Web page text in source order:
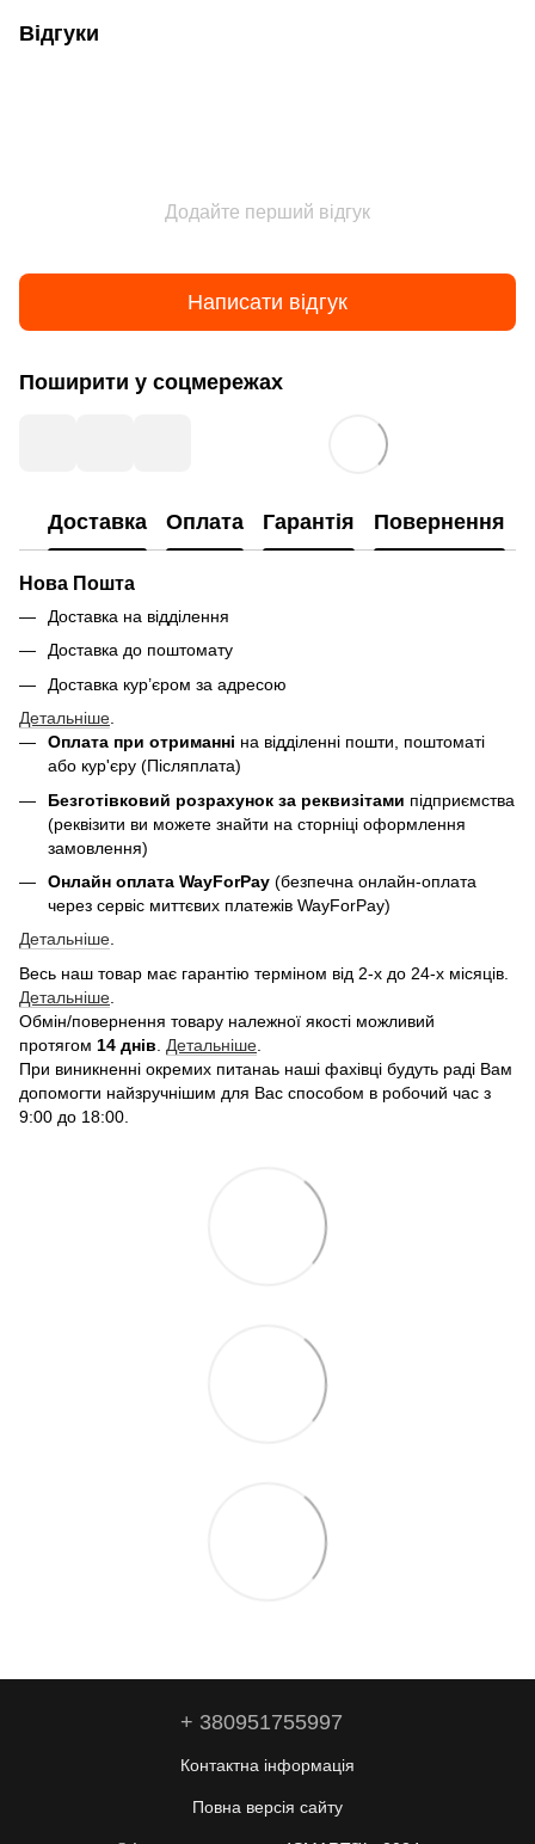
Відгуки
Додайте перший відгук
Написати відгук
Поширити у соцмережах
Доставка Оплата Гарантія Повернення
Нова Пошта
Доставка на відділення
Доставка до поштомату
Доставка кур’єром за адресою
Детальніше
Оплата при отриманні на відділенні пошти, поштоматі
або кур'єру (Післяплата)
Безготівковий розрахунок за реквизітами підприємства
(реквізити ви можете знайти на сторніці оформлення
замовлення)
Онлайн оплата WayForPay (безпечна онлайн-оплата
через сервіс миттєвих платежів WayForPay)
Детальніше.
Весь наш товар має гарантію терміном від 2-х до 24-х місяців.
Детальніше.
Обмін/повернення товару належної якості можливий
протягом 14 днів. Детальніше.
При виникненні окремих питанаь наші фахівці будуть раді Вам
допомогти найзручнішим для Вас способом в робочий час з
9:00 до 18:00.
+ 380951755997
Контактна інформація
Повна версія сайту